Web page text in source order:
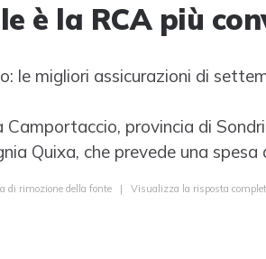
è la RCA più
le migliori assicurazioni di
provincia di
Quixa, che prevede una spesa
di rimozione della fonte | Visualizza la risposta